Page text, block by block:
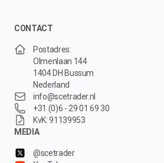
CONTACT
Postadres:
Olmenlaan 144
1404 DH Bussum
Nederland
info@scetrader.nl
+31 (0)6 - 29 01 69 30
KvK: 91139953
MEDIA
@scetrader